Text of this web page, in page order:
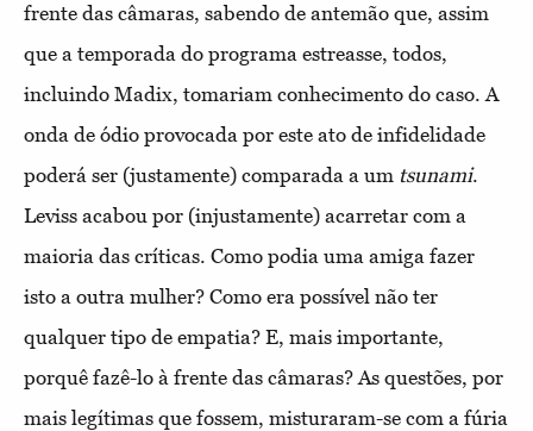
frente das câmaras, sabendo de antemão que, assim
que a temporada do programa estreasse, todos,
incluindo Madix, tomariam conhecimento do caso. A
onda de ódio provocada por este ato de infidelidade
poderá ser (justamente) comparada a um tsunami.
Leviss acabou por (injustamente) acarretar com a
maioria das críticas. Como podia uma amiga fazer
isto a outra mulher? Como era possível não ter
qualquer tipo de empatia? E, mais importante,
porquê fazê-lo à frente das câmaras? As questões, por
mais legítimas que fossem, misturaram-se com a fúria